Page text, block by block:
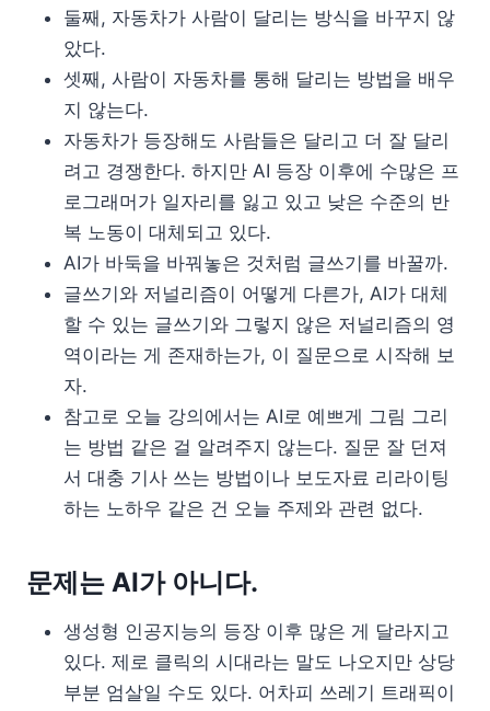
둘째, 자동차가 사람이 달리는 방식을 바꾸지 않
았다.
셋째, 사람이 자동차를 통해 달리는 방법을 배우
지 않는다.
자동차가 등장해도 사람들은 달리고 더 잘 달리
려고 경쟁한다. 하지만 AI 등장 이후에 수많은 프
로그래머가 일자리를 잃고 있고 낮은 수준의 반
복 노동이 대체되고 있다.
AI가 바둑을 바꿔놓은 것처럼 글쓰기를 바꿀까.
글쓰기와 저널리즘이 어떻게 다른가, AI가 대체
할 수 있는 글쓰기와 그렇지 않은 저널리즘의 영
역이라는 게 존재하는가, 이 질문으로 시작해 보
자.
참고로 오늘 강의에서는 AI로 예쁘게 그림 그리
는 방법 같은 걸 알려주지 않는다. 질문 잘 던져
서 대충 기사 쓰는 방법이나 보도자료 리라이팅
하는 노하우 같은 건 오늘 주제와 관련 없다.
문제는 AI가 아니다.
생성형 인공지능의 등장 이후 많은 게 달라지고
있다. 제로 클릭의 시대라는 말도 나오지만 상당
부분 엄살일 수도 있다. 어차피 쓰레기 트래픽이